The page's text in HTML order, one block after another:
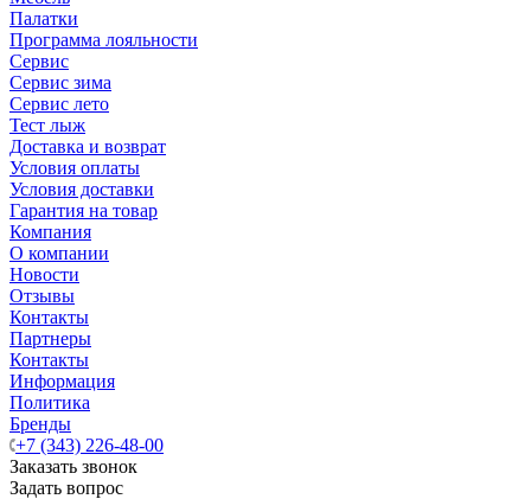
Палатки
Программа лояльности
Сервис
Сервис зима
Сервис лето
Тест лыж
Доставка и возврат
Условия оплаты
Условия доставки
Гарантия на товар
Компания
О компании
Новости
Отзывы
Контакты
Партнеры
Контакты
Информация
Политика
Бренды
+7 (343) 226-48-00
Заказать звонок
Задать вопрос